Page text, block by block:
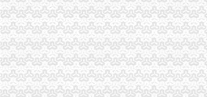
以“3450”试点深化行政效能革空港新城转变
8月15日陕西省西咸新区空港新城评估公司